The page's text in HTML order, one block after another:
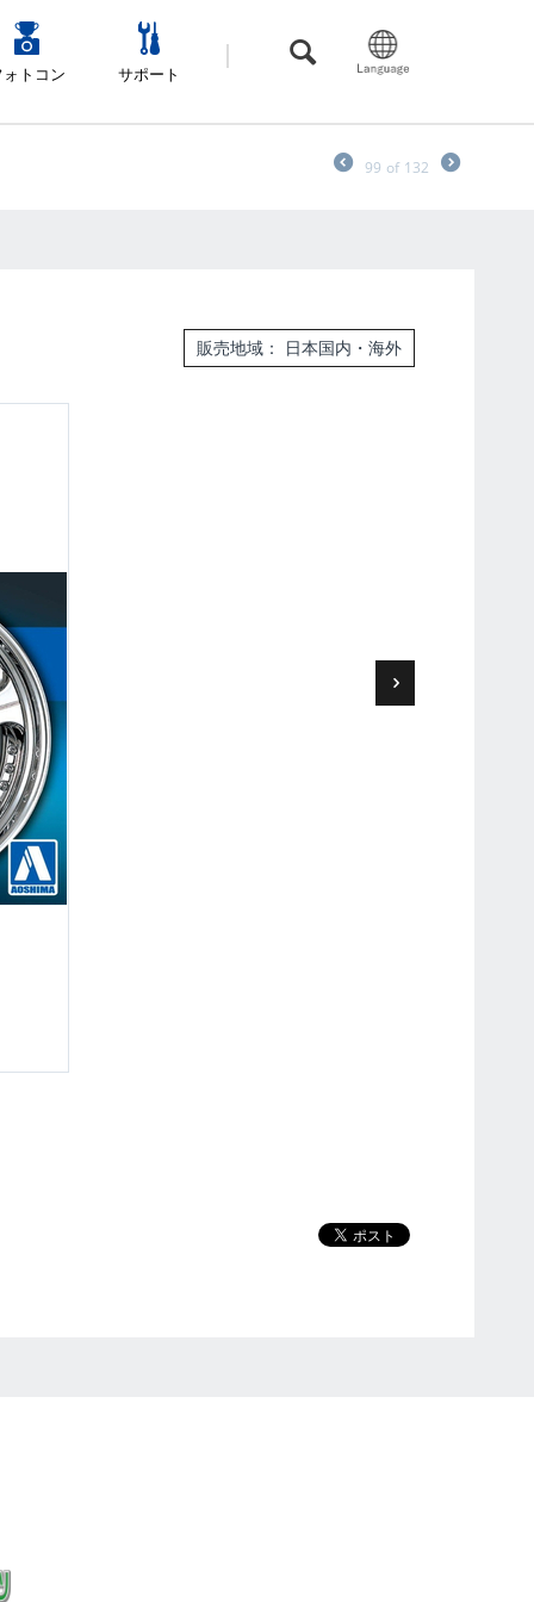
ォトコン サポート
99 of 132
販売地域： 日本国内・海外